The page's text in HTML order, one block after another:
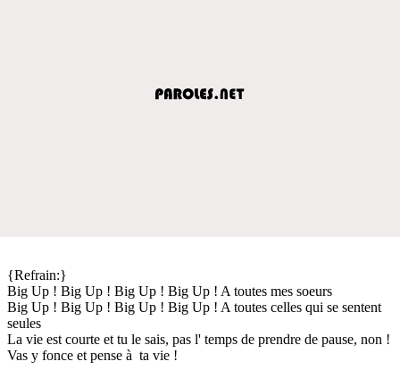
{Refrain:}
Big Up ! Big Up ! Big Up ! Big Up ! A toutes mes soeurs
Big Up ! Big Up ! Big Up ! Big Up ! A toutes celles qui se sentent
seules
La vie est courte et tu le sais, pas l' temps de prendre de pause, non !
Vas y fonce et pense à ta vie !